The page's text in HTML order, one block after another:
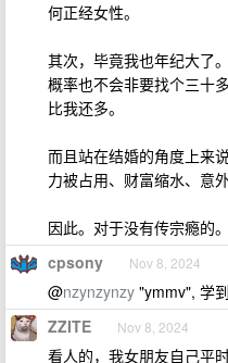
何正经女性。
其次，毕竟我也年纪大了
概率也不会非要找个三十
比我还多。
而且站在结婚的角度上来
力被占用、财富缩水、意
因此。对于没有传宗瘾的
cpsony Nov 8, 2024
@nzynzynzy "ymmv", 学
ZZITE Nov 8, 2024
看人的，我女朋友自己平